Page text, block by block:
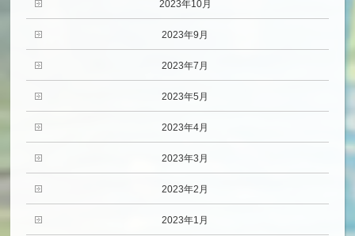
2023年10月
2023年9月
2023年7月
2023年5月
2023年4月
2023年3月
2023年2月
2023年1月